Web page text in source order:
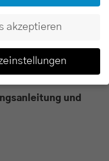
und
akzeptieren
Zustimmung zu
Sie Ihre